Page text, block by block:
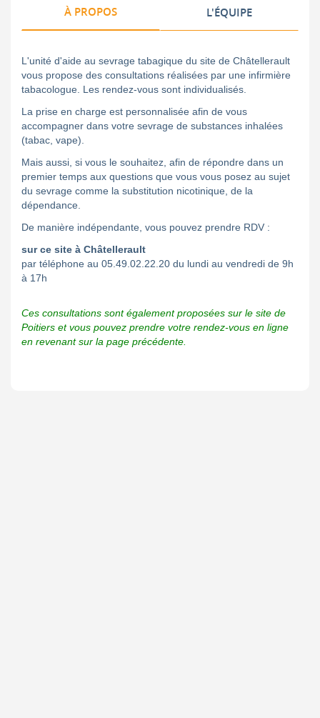
À PROPOS L'ÉQUIPE
L'unité d'aide au sevrage tabagique du site de Châtellerault
vous propose des consultations réalisées par une infirmière
tabacologue. Les rendez-vous sont individualisés.
La prise en charge est personnalisée afin de vous
accompagner dans votre sevrage de substances inhalées
(tabac, vape).
Mais aussi, si vous le souhaitez, afin de répondre dans un
premier temps aux questions que vous vous posez au sujet
du sevrage comme la substitution nicotinique, de la
dépendance.
De manière indépendante, vous pouvez prendre RDV :
sur ce site à Châtellerault
par téléphone au 05.49.02.22.20 du lundi au vendredi de 9h
à 17h
Ces consultations sont également proposées sur le site de
Poitiers et vous pouvez prendre votre rendez-vous en ligne
en revenant sur la page précédente.